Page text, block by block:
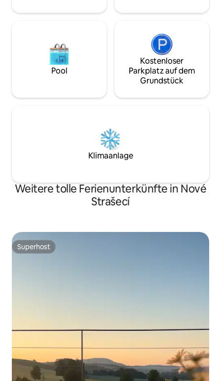
und beobachten die Ruhe der
mit dem Auto
Pool
Kostenloser
Parkplatz auf dem
Grundstück
Klimaanlage
Weitere tolle Ferienunterkünfte in Nové
Strašecí
Superhost
Superhost